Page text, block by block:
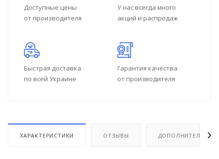
Доступные цены
от производителя
У нас всегда много
акций и распродаж
Быстрая доставка
по всей Украине
Гарантия качества
от производителя
ХАРАКТЕРИСТИКИ ОТЗЫВЫ ДОПОЛНИТЕЛЬНО